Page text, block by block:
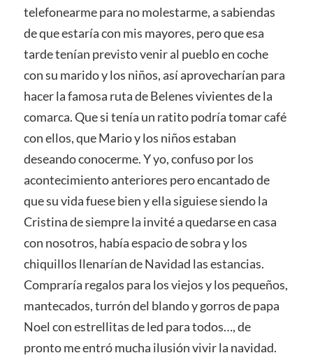
telefonearme para no molestarme, a sabiendas
de que estaría con mis mayores, pero que esa
tarde tenían previsto venir al pueblo en coche
con su marido y los niños, así aprovecharían para
hacer la famosa ruta de Belenes vivientes de la
comarca. Que si tenía un ratito podría tomar café
con ellos, que Mario y los niños estaban
deseando conocerme. Y yo, confuso por los
acontecimiento anteriores pero encantado de
que su vida fuese bien y ella siguiese siendo la
Cristina de siempre la invité a quedarse en casa
con nosotros, había espacio de sobra y los
chiquillos llenarían de Navidad las estancias.
Compraría regalos para los viejos y los pequeños,
mantecados, turrón del blando y gorros de papa
Noel con estrellitas de led para todos…, de
pronto me entró mucha ilusión vivir la navidad.